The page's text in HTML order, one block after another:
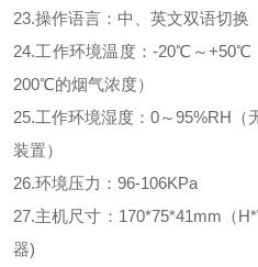
23.操作语言：中、英文双语切换
24.工作环境温度：-20℃～+50℃
200℃的烟气浓度）
25.工作环境湿度：0～95%RH（
装置）
26.环境压力：96-106KPa
27.主机尺寸：170*75*41mm（
器)